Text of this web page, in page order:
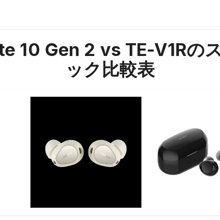
10 Gen 2 vs TE-V1Rの
ック比較表